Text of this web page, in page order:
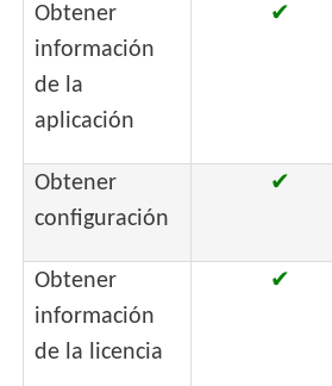
Obtener
información
de la
aplicación
✔
Obtener
configuración
✔
Obtener
información
de la licencia
✔